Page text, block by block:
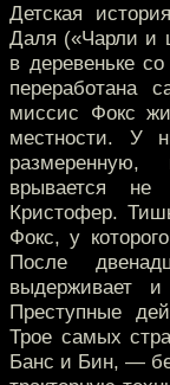
Детская
Даля («Чарли и
в деревеньке
переработана
миссис Фокс
местности. У
врывается не
Кристофер.
Фокс, у
После
выдерживает
Преступные
Трое самых
Банс и Бин, —